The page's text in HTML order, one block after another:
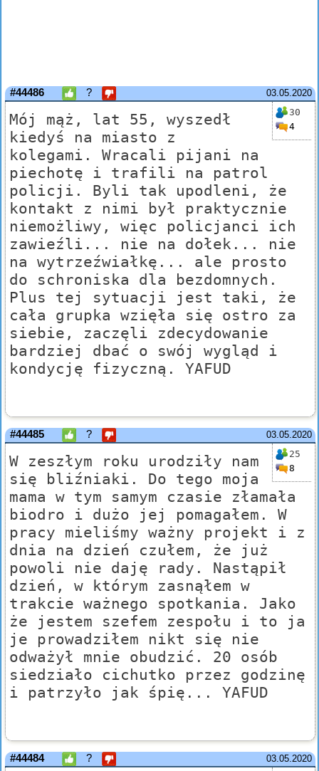
03.05.2020
#44486 ?
30
4
Mój mąż, lat 55, wyszedł
kiedyś na miasto z
kolegami. Wracali pijani na
piechotę i trafili na patrol
policji. Byli tak upodleni, że
kontakt z nimi był praktycznie
niemożliwy, więc policjanci ich
zawieźli... nie na dołek... nie
na wytrzeźwiałkę... ale prosto
do schroniska dla bezdomnych.
Plus tej sytuacji jest taki, że
cała grupka wzięła się ostro za
siebie, zaczęli zdecydowanie
bardziej dbać o swój wygląd i
kondycję fizyczną. YAFUD
03.05.2020
#44485 ?
25
8
W zeszłym roku urodziły nam
się bliźniaki. Do tego moja
mama w tym samym czasie złamała
biodro i dużo jej pomagałem. W
pracy mieliśmy ważny projekt i z
dnia na dzień czułem, że już
powoli nie daję rady. Nastąpił
dzień, w którym zasnąłem w
trakcie ważnego spotkania. Jako
że jestem szefem zespołu i to ja
je prowadziłem nikt się nie
odważył mnie obudzić. 20 osób
siedziało cichutko przez godzinę
i patrzyło jak śpię... YAFUD
03.05.2020
#44484 ?